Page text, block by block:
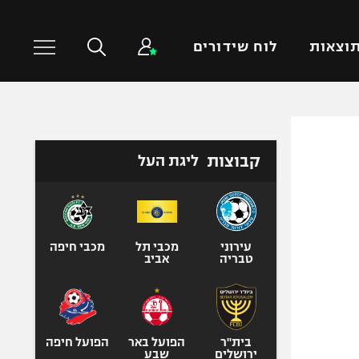
תוצאות לוח שידורים
טניס
כדורעף
ספורט אולימפי
קבוצות ליגת העל
עירוני
טבריה
מכבי תל
אביב
מכבי חיפה
בית"ר
ירושלים
הפועל באר
שבע
הפועל חיפה